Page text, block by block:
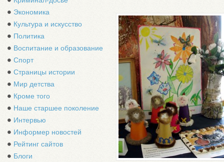
Экономика
Культура и искусство
Политика
Воспитание и образование
Спорт
Страницы истории
Мир детства
Кроме того
Наше старшее поколение
Интервью
Информер новостей
Рейтинг сайтов
Блоги